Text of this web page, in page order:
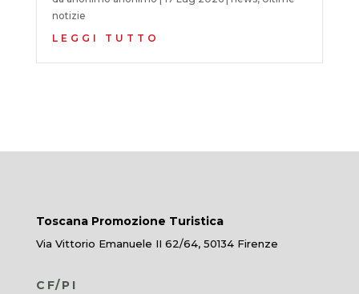
notizie
LEGGI TUTTO
Toscana Promozione Turistica
Via Vittorio Emanuele II 62/64, 50134 Firenze
CF/PI